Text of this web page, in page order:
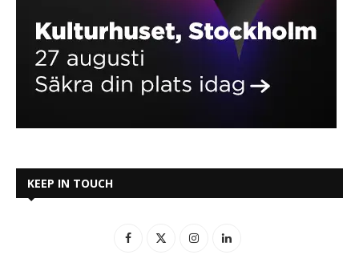
KEEP IN TOUCH